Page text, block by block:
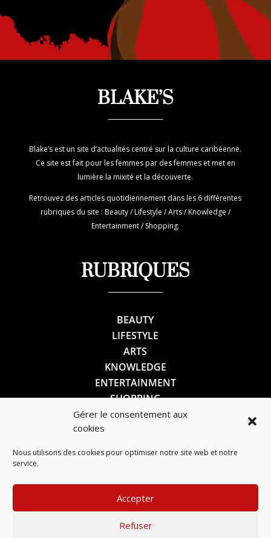
Gérer le consentement aux
cookies
Nous utilisons des cookies pour optimiser notre site web et notre
service.
Accepter
Refuser
BLAKE’S
Blake’s est un site d’actualités centré sur la culture caribéenne.
Ce site est fait pour les femmes par des femmes et met en
lumière la mixité et la découverte.
Retrouvez des articles quotidiennement dans les 6 différentes
rubriques du site : Beauty / Lifestyle / Arts / Knowledge /
Entertainment / Shopping.
RUBRIQUES
BEAUTY
LIFESTYLE
ARTS
KNOWLEDGE
ENTERTAINMENT
SHOPPING
SUIVEZ-NOUS